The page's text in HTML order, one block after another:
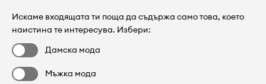
Искаме входящата ти поща да съдържа само това, което
наистина те интересува. Избери:
Дамска мода
Мъжка мода